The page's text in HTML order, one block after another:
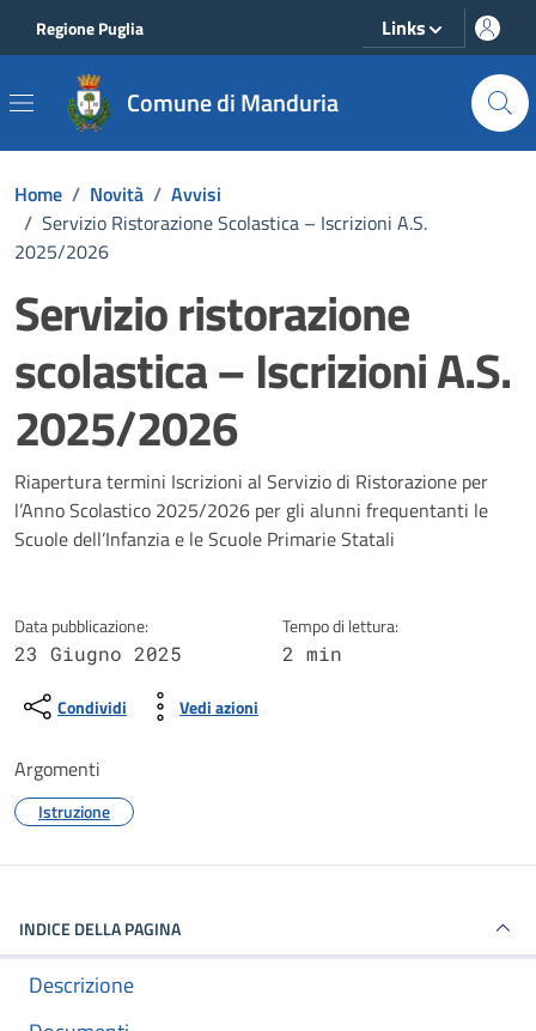
Regione Puglia Links
Comune di Manduria
Home / Novità / Avvisi
/ Servizio Ristorazione Scolastica – Iscrizioni A.S.
2025/2026
Servizio ristorazione
scolastica – Iscrizioni A.S.
2025/2026
Dettagli della notizia
Riapertura termini Iscrizioni al Servizio di Ristorazione per
l’Anno Scolastico 2025/2026 per gli alunni frequentanti le
Scuole dell’Infanzia e le Scuole Primarie Statali
Data pubblicazione:
23 Giugno 2025
Tempo di lettura:
2 min
Condividi Vedi azioni
Argomenti
Istruzione
INDICE DELLA PAGINA
Descrizione